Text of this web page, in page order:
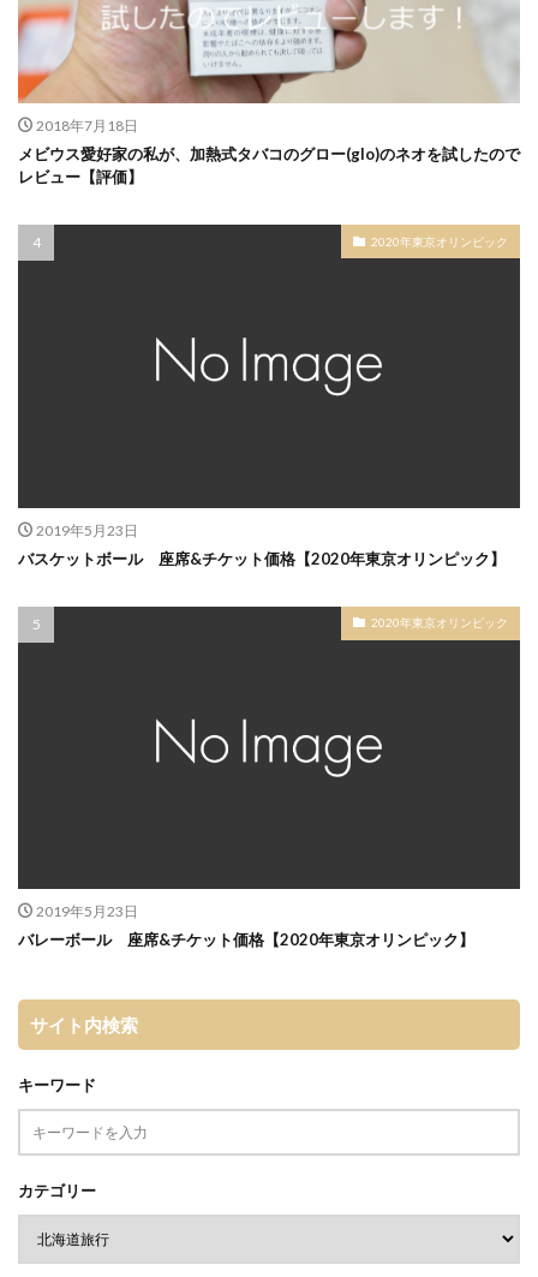
2018年7月18日
メビウス愛好家の私が、加熱式タバコのグロー(glo)のネオを試したので
レビュー【評価】
2020年東京オリンピック
2019年5月23日
バスケットボール 座席&チケット価格【2020年東京オリンピック】
2020年東京オリンピック
2019年5月23日
バレーボール 座席&チケット価格【2020年東京オリンピック】
サイト内検索
キーワード
カテゴリー